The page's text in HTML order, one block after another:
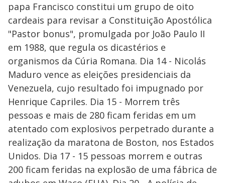
papa Francisco constitui um grupo de oito
cardeais para revisar a Constituição Apostólica
"Pastor bonus", promulgada por João Paulo II
em 1988, que regula os dicastérios e
organismos da Cúria Romana. Dia 14 - Nicolás
Maduro vence as eleições presidenciais da
Venezuela, cujo resultado foi impugnado por
Henrique Capriles. Dia 15 - Morrem três
pessoas e mais de 280 ficam feridas em um
atentado com explosivos perpetrado durante a
realização da maratona de Boston, nos Estados
Unidos. Dia 17 - 15 pessoas morrem e outras
200 ficam feridas na explosão de uma fábrica de